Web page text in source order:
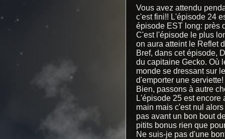
Vous avez attendu
c'est fini!! L'épisode 24
épisode EST long: près
C'est l'épisode le plus
on aura atteint le Reflet
Bref, dans cet épisode,
du capitaine Gecko. Où
monde se dressant sur
d'emporter une serviette!
Bien, passons à autre
L'épisode 25 est
main mais c'est nul
pas avant un bon bout
pitits bonus rien que
Ne suis-je pas d'une